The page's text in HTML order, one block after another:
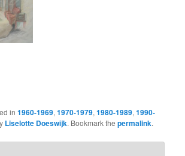
in1960-1969,1970-1979,1980-1989,1990-
Liselotte Doeswijk. Bookmark thepermalink.